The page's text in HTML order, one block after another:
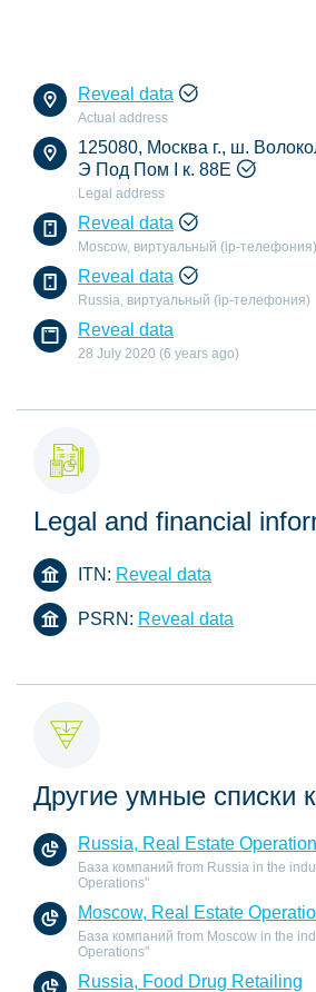
Reveal data
Actual address
125080, Москва г., ш.
Э Под Пом I к. 88Е
Legal address
Reveal data
Moscow, виртуальный (ip-телефония)
Reveal data
Russia, виртуальный (ip-телефония)
Reveal data
28 July 2020 (6 years ago)
Legal and financial
ITN: Reveal data
PSRN: Reveal data
Другие умные списки
Russia, Real Estate
База компаний from Russia in the
Operations"
Moscow, Real Estate
База компаний from Moscow in the
Operations"
Russia, Food Drug Retailing